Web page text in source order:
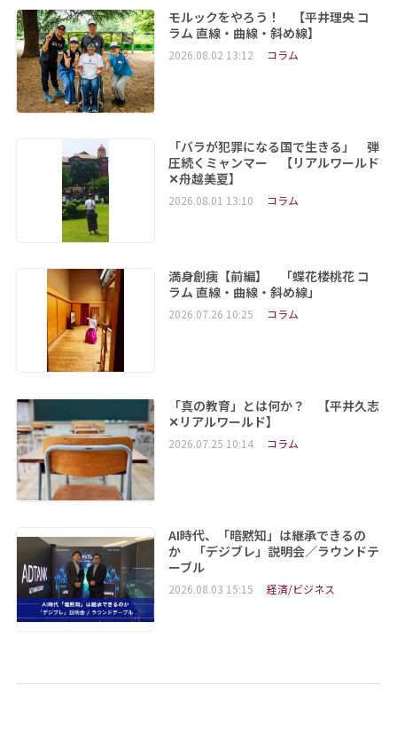
モルックをやろう！ 【平井理央 コ
ラム 直線・曲線・斜め線】
2026.08.02 13:12 コラム
「バラが犯罪になる国で生きる」 弾
圧続くミャンマー 【リアルワールド
✕舟越美夏】
2026.08.01 13:10 コラム
満身創痍【前編】 「蝶花楼桃花 コ
ラム 直線・曲線・斜め線」
2026.07.26 10:25 コラム
「真の教育」とは何か？ 【平井久志
✕リアルワールド】
2026.07.25 10:14 コラム
AI時代、「暗黙知」は継承できるの
か 「デジブレ」説明会／ラウンドテ
ーブル
2026.08.03 15:15 経済/ビジネス